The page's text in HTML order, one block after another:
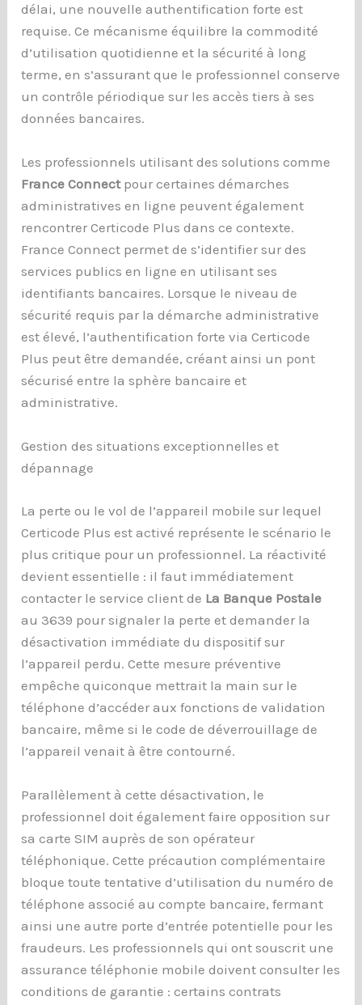
délai, une nouvelle authentification forte est
requise. Ce mécanisme équilibre la commodité
d’utilisation quotidienne et la sécurité à long
terme, en s’assurant que le professionnel conserve
un contrôle périodique sur les accès tiers à ses
données bancaires.
Les professionnels utilisant des solutions comme
France Connectpour certaines démarches
administratives en ligne peuvent également
rencontrer Certicode Plus dans ce contexte.
France Connect permet de s’identifier sur des
services publics en ligne en utilisant ses
identifiants bancaires. Lorsque le niveau de
sécurité requis par la démarche administrative
est élevé, l’authentification forte via Certicode
Plus peut être demandée, créant ainsi un pont
sécurisé entre la sphère bancaire et
administrative.
Gestion des situations exceptionnelles et
dépannage
La perte ou le vol de l’appareil mobile sur lequel
Certicode Plus est activé représente le scénario le
plus critique pour un professionnel. La réactivité
devient essentielle : il faut immédiatement
contacter le service client de La Banque Postale
au 3639 pour signaler la perte et demander la
désactivation immédiate du dispositif sur
l’appareil perdu. Cette mesure préventive
empêche quiconque mettrait la main sur le
téléphone d’accéder aux fonctions de validation
bancaire, même si le code de déverrouillage de
l’appareil venait à être contourné.
Parallèlement à cette désactivation, le
professionnel doit également faire opposition sur
sa carte SIM auprès de son opérateur
téléphonique. Cette précaution complémentaire
bloque toute tentative d’utilisation du numéro de
téléphone associé au compte bancaire, fermant
ainsi une autre porte d’entrée potentielle pour les
fraudeurs. Les professionnels qui ont souscrit une
assurance téléphonie mobile doivent consulter les
conditions de garantie : certains contrats